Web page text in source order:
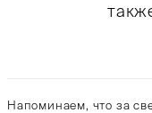
Напоминаем, что за